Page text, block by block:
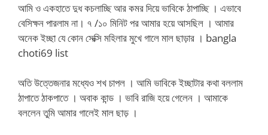
আমি ও একহাতে দুধ কচলাচ্ছি আর কমর দিয়ে ভাবিকে ঠাপাচ্ছি । এভাবে
বেসিক্ষন পারলাম না। ৭ /১০ মিনিট পর আমার হয়ে আসছিল । আমার
অনেক ইচ্ছা যে কোন সেক্সি মহিলার মুখে গালে মাল ছাড়ার । bangla
choti69 list
অতি উত্তেজনার মধ্যেও শখ চাপল । আমি ভাবিকে ইচ্ছাটার কথা বললাম
ঠাপাতে ঠাকপাতে । অবাক কান্ড । ভাবি রাজি হয়ে গেলেন । আমাকে
বললেন তুমি আমার গালেই মাল ছাড় ।